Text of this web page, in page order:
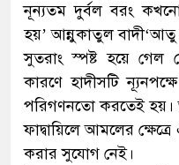
নূন্যতম দুর্বল বরং
হয়’ আন্নুকাতুল বাদী‘আতু
সুতরাং স্পষ্ট হয়ে গেল
কারণে হাদীসটি
পরিগণনতো করতেই হয়।
ফাদ্বায়িলে আমলের
করার সুযোগ নেই।